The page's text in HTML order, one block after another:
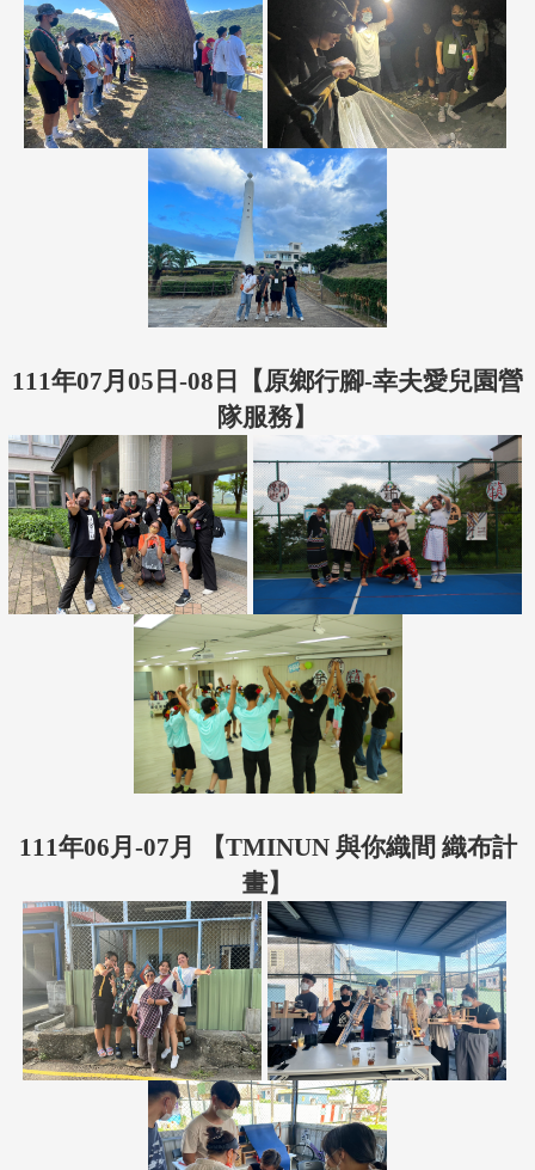
111年07月05日-08日【原鄉行腳-幸夫愛兒園營
隊服務】
111年06月-07月 【TMINUN 與你織間 織布計
畫】